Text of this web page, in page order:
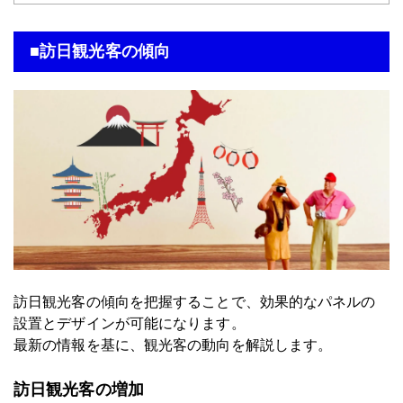
■訪日観光客の傾向
訪日観光客の傾向を把握することで、効果的なパネルの
設置とデザインが可能になります。
最新の情報を基に、観光客の動向を解説します。
訪日観光客の増加